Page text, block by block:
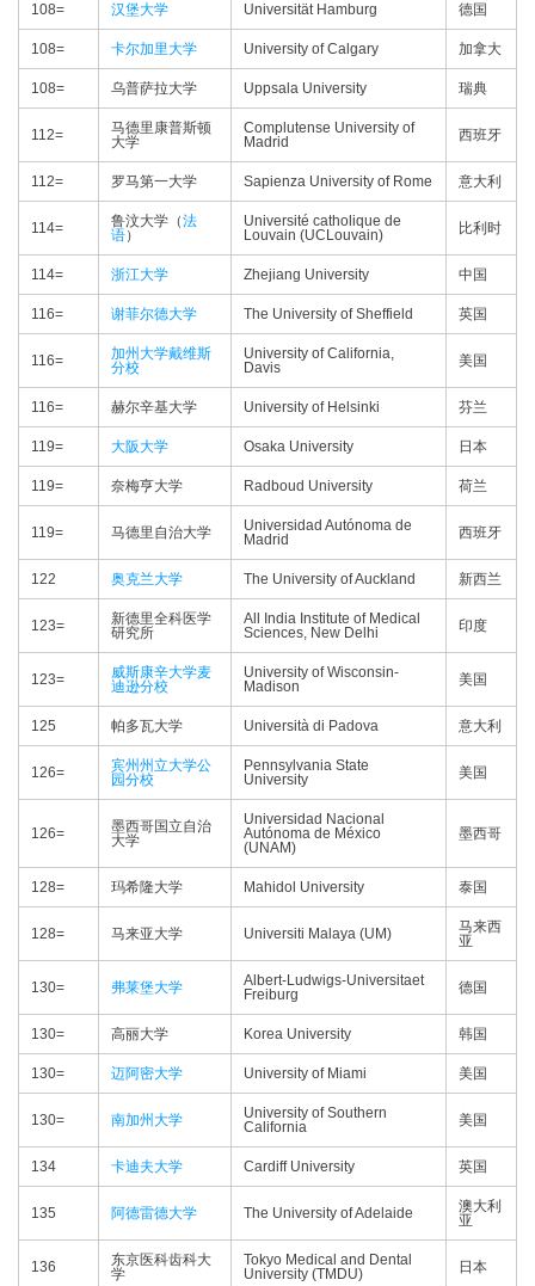
108= 汉堡大学 Universität Hamburg 德国
108= 卡尔加里大学 University of Calgary 加拿大
108= 乌普萨拉大学 Uppsala University 瑞典
112=
马德里康普斯顿
大学
Complutense University of
Madrid
西班牙
112= 罗马第一大学 Sapienza University of Rome 意大利
114= 鲁汶大学（法
语）
Université catholique de
Louvain (UCLouvain)
比利时
114= 浙江大学 Zhejiang University 中国
116= 谢菲尔德大学 The University of Sheffield 英国
116=
加州大学戴维斯
分校
University of California,
Davis
美国
116= 赫尔辛基大学 University of Helsinki 芬兰
119= 大阪大学 Osaka University 日本
119= 奈梅亨大学 Radboud University 荷兰
119= 马德里自治大学
Universidad Autónoma de
Madrid
西班牙
122 奥克兰大学 The University of Auckland 新西兰
123=
新德里全科医学
研究所
All India Institute of Medical
Sciences, New Delhi
印度
123=
威斯康辛大学麦
迪逊分校
University of Wisconsin-
Madison
美国
125 帕多瓦大学 Università di Padova 意大利
126=
宾州州立大学公
园分校
Pennsylvania State
University
美国
126=
墨西哥国立自治
大学
Universidad Nacional
Autónoma de México
(UNAM)
墨西哥
128= 玛希隆大学 Mahidol University 泰国
128= 马来亚大学 Universiti Malaya (UM)
马来西
亚
130= 弗莱堡大学
Albert-Ludwigs-Universitaet
Freiburg
德国
130= 高丽大学 Korea University 韩国
130= 迈阿密大学 University of Miami 美国
130= 南加州大学
University of Southern
California
美国
134 卡迪夫大学 Cardiff University 英国
135 阿德雷德大学 The University of Adelaide
澳大利
亚
136
东京医科齿科大
学
Tokyo Medical and Dental
University (TMDU)
日本